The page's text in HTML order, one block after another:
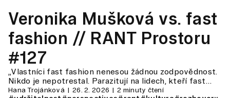
Veronika Mušková vs. fast
fashion // RANT Prostoru
#127
„Vlastníci fast fashion nenesou žádnou zodpovědnost.
Nikdo je nepotrestal. Parazitují na lidech, kteří fast…
Hana Trojánková 26. 2. 2026 2 minuty čtení